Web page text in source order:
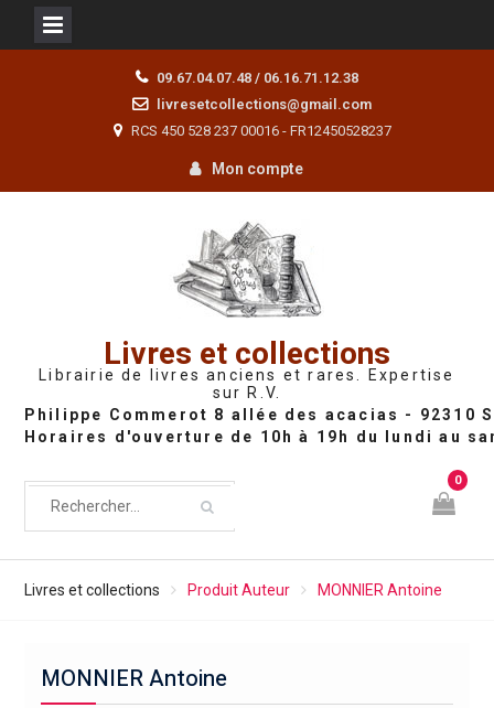
09.67.04.07.48 / 06.16.71.12.38
livresetcollections@gmail.com
RCS 450 528 237 00016 - FR12450528237
Mon compte
Livres et collections
Librairie de livres anciens et rares. Expertise
sur R.V.
0
Livres et collections Produit Auteur MONNIER Antoine
MONNIER Antoine